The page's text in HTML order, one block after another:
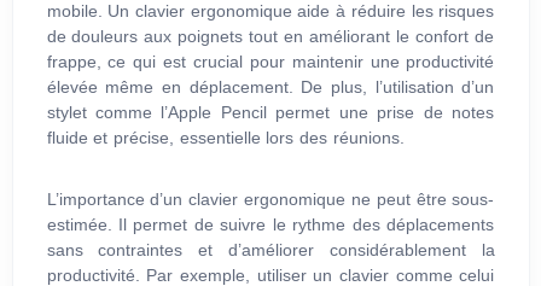
mobile. Un clavier ergonomique aide à réduire les risques
de douleurs aux poignets tout en améliorant le confort de
frappe, ce qui est crucial pour maintenir une productivité
élevée même en déplacement. De plus, l’utilisation d’un
stylet comme l’Apple Pencil permet une prise de notes
fluide et précise, essentielle lors des réunions.
L’importance d’un clavier ergonomique ne peut être sous-
estimée. Il permet de suivre le rythme des déplacements
sans contraintes et d’améliorer considérablement la
productivité. Par exemple, utiliser un clavier comme celui